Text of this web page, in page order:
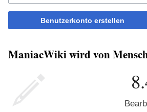
Benutzerkonto erstellen
ManiacWiki wird von